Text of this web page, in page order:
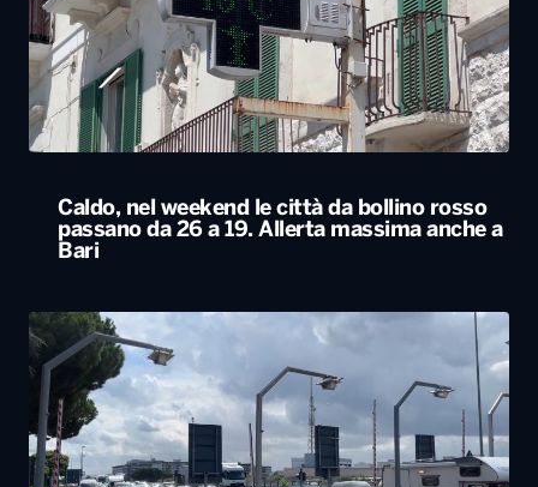
Caldo, nel weekend le città da bollino rosso
passano da 26 a 19. Allerta massima anche a
Bari